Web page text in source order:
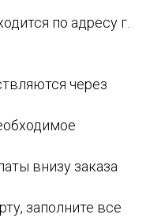
по адресу г.
через
внизу заказа
заполните все